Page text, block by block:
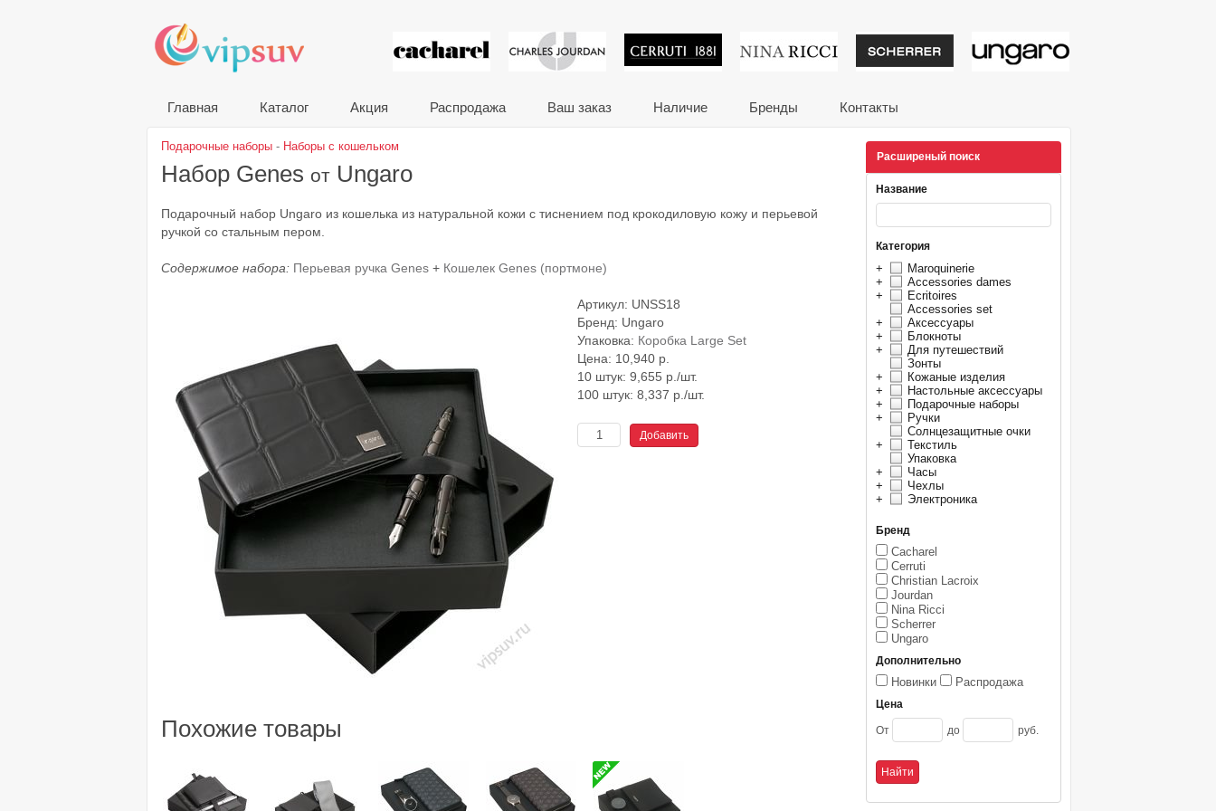
VIP сувениры и корпоративные подарки от
Главная Каталог Акция Распродажа Ваш заказ Наличие Бренды Контакты
Расширеный поиск
Название
Категория
+
Maroquinerie
+
Accessories dames
+
Ecritoires
Accessories set
+
Аксессуары
+
Блокноты
+
Для путешествий
Зонты
+
Кожаные изделия
+
Настольные аксессуары
+
Подарочные наборы
+
Ручки
Солнцезащитные очки
+
Текстиль
Упаковка
+
Часы
+
Чехлы
+
Электроника
Бренд
Cacharel
Cerruti
Christian Lacroix
Jourdan
Nina Ricci
Scherrer
Ungaro
Дополнительно
Новинки Распродажа
Цена
От до руб.
Подарочные наборы - Наборы с кошельком
Набор Genes от Ungaro
Подарочный набор Ungaro из кошелька из натуральной кожи с тиснением под крокодиловую кожу и перьевой
ручкой со стальным пером.
Содержимое набора: Перьевая ручка Genes + Кошелек Genes (портмоне)
Артикул: UNSS18
Бренд: Ungaro
Упаковка: Коробка Large Set
Цена: 10,940 р.
10 штук: 9,655 р./шт.
100 штук: 8,337 р./шт.
Похожие товары